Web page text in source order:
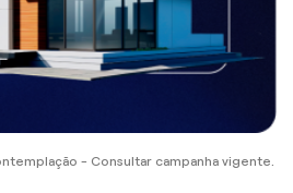
- Consultar campanha vigente.